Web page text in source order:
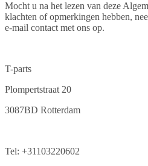
Mocht u na het lezen van deze
klachten of opmerkingen hebben,
e-mail contact met ons op.
T-parts
Plompertstraat 20
3087BD Rotterdam
Tel: +31103220602